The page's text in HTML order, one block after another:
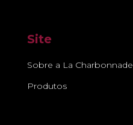
Site
Sobre a La Charbonnade
Produtos